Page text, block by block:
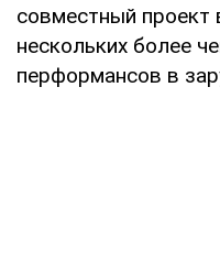
совместный проект
нескольких более
перформансов в